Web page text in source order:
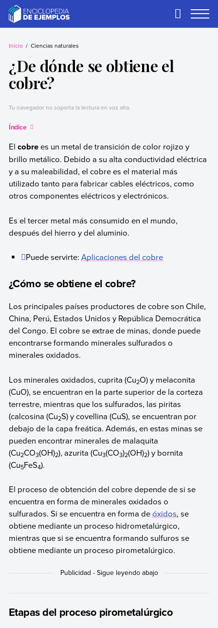
contentEjemplos
Necesitas ejemplos.
Primary
Inicio Ciencias naturales
¿De dónde se obtiene el
cobre?
Tu navegador no soporta la lectura en voz alta.
Índice
El cobrees un metal de transición de color rojizo y
brillo metálico. Debido a su alta conductividad eléctrica
y a su maleabilidad, el cobre es el material más
utilizado tanto para fabricar cables eléctricos, como
otros componentes eléctricos y electrónicos.
Es el tercer metal más consumido en el mundo,
después del hierro y del aluminio.
Puede servirte:Aplicaciones del cobre
¿Cómo se obtiene el cobre?
Los principales países productores de cobre son Chile,
China, Perú, Estados Unidos y República Democrática
del Congo. El cobre se extrae de minas, donde puede
encontrarse formando minerales sulfurados o
minerales oxidados.
Los minerales oxidados, cuprita (Cu2O) y melaconita
(CuO), se encuentran en la parte superior de la corteza
terrestre, mientras que los sulfurados, las piritas
(calcosina (Cu2S) y covellina (CuS), se encuentran por
debajo de la capa freática. Además, en estas minas se
pueden encontrar minerales de malaquita
(Cu2CO3(OH)2), azurita (Cu3(CO3)2(OH)2) y bornita
(Cu5FeS4).
El proceso de obtención del cobre depende de si se
encuentra en forma de minerales oxidados o
sulfurados. Si se encuentra en forma deóxidos, se
obtiene mediante un proceso hidrometalúrgico,
mientras que si se encuentra formando sulfuros se
obtiene mediante un proceso pirometalúrgico.
Etapas del proceso pirometalúrgico